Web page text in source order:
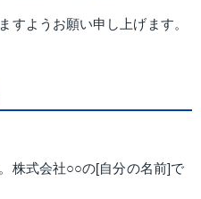
すようお願い申し上げます。
株式会社○○の[自分の名前]で